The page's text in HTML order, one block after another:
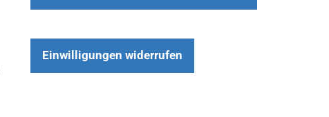
Einwilligungen widerrufen